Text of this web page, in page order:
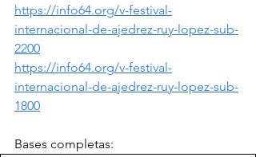
https://info64.org/v-festival-
internacional-de-ajedrez-ruy-lopez-sub-
2200
https://info64.org/v-festival-
internacional-de-ajedrez-ruy-lopez-sub-
1800
Bases completas: